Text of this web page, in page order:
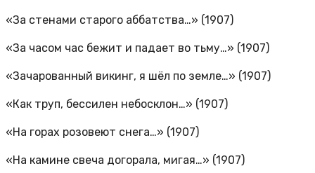
«За стенами старого аббатства…» (1907)
«За часом час бежит и падает во тьму…» (1907)
«Зачарованный викинг, я шёл по земле…» (1907)
«Как труп, бессилен небосклон…» (1907)
«На горах розовеют снега…» (1907)
«На камине свеча догорала, мигая…» (1907)